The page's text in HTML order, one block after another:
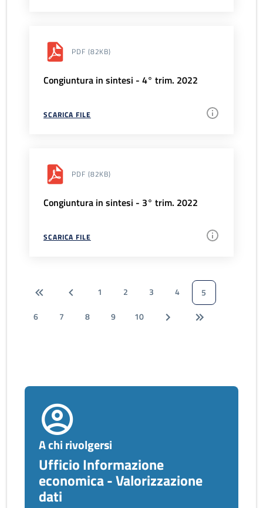
PDF (82KB)
Congiuntura in sintesi - 4° trim. 2022
SCARICA FILE
PDF (82KB)
Congiuntura in sintesi - 3° trim. 2022
SCARICA FILE
1 2 3 4
5
6
7 8 9 10
A chi rivolgersi
Ufficio Informazione
economica - Valorizzazione
dati